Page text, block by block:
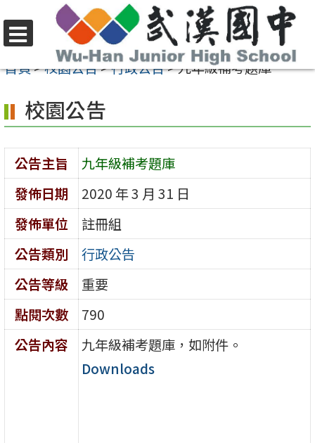
至
內
容
區
選
單
首頁>校園公告>行政公告>九年級補考題庫
校園公告
公告主旨
九年級補考題庫
發佈日期
2020 年 3 月 31 日
發佈單位
註冊組
公告類別
行政公告
公告等級
重要
點閱次數
790
公告內容
九年級補考題庫，如附件。
Downloads